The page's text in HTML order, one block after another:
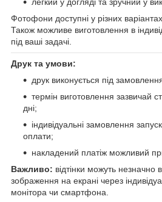
Фотофони доступні у різних
Також можливе виготовлення в
під ваші задачі.
Друк та умови:
друк виконується під
термін виготовлення зазвичай
дні;
індивідуальні замовлення
оплати;
накладений платіж можливий
Важливо: відтінки можуть незначно
зображення на екрані через
монітора чи смартфона.